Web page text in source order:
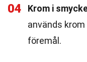
04 Krom i
används
föremål.